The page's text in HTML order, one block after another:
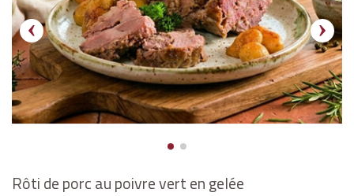
Rôti de porc au poivre vert en gelée